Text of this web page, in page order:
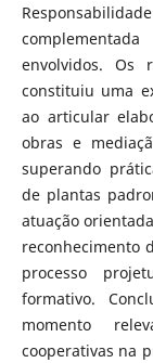
envolvidos. Os
constituiu uma
ao articular
obras e
superando
de plantas
atuação
reconhecimento
processo
formativo.
momento
cooperativas na